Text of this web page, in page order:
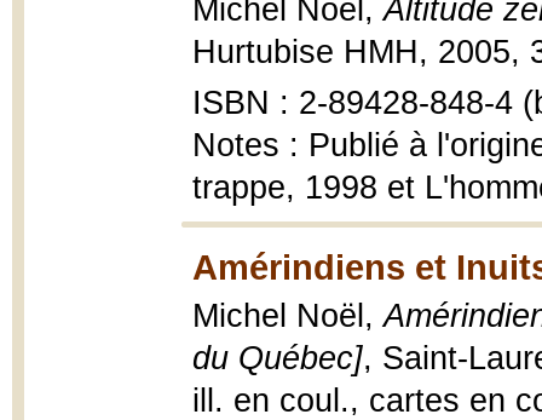
Michel Noël,Altitude
Hurtubise HMH, 2005,
ISBN : 2-89428-848-4
Notes : Publié à
trappe, 1998 et
Amérindiens et
Michel Noël,
du Québec], Saint-
ill. en coul., cartes en